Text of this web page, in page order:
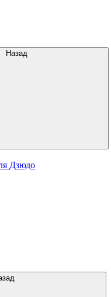
Назад
Дзюдо